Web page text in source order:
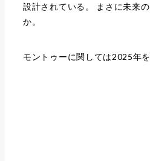
設計されている。 まさに未来
か。
モントゥーに関しては2025年